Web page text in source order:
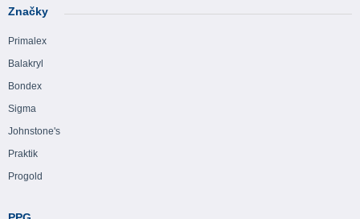
Značky
Primalex
Balakryl
Bondex
Sigma
Johnstone's
Praktik
Progold